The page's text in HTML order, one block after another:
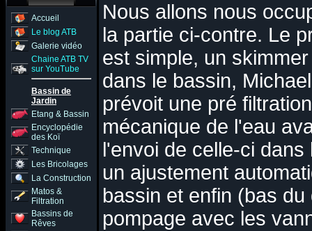
Accueil
Le blog ATB
Galerie vidéo
Chaine ATB TV
sur YouTube
Bassin de
Jardin
Etang & Bassin
Encyclopédie
des Koï
Technique
Les Bricolages
La Construction
Matos &
Filtration
Bassins de
Rêves
Nous allons nous
la partie ci-contre. Le
est simple, un
dans le bassin, Michael
prévoit une pré filtration
mécanique de l'eau
l'envoi de celle-ci
un ajustement
bassin et enfin (bas
pompage avec les